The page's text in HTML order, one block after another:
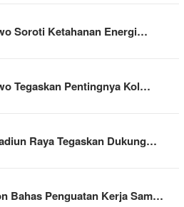
Soroti Ketahanan Energi…
Tegaskan Pentingnya Kol…
Raya Tegaskan Dukung…
Bahas Penguatan Kerja Sam…